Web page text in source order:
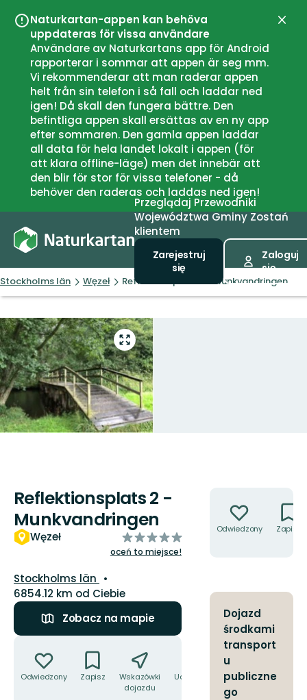
Naturkartan-appen kan behöva
uppdateras för vissa användare
Användare av Naturkartans app för Android
rapporterar i sommar att appen är seg mm.
Vi rekommenderar att man raderar appen
helt från sin telefon i så fall och laddar ned
igen! Då skall den fungera bättre. Den
befintliga appen skall ersättas av en ny app
efter sommaren. Den gamla appen laddar
all data för hela landet lokalt i appen (för
att klara offline-läge) men det innebär att
den blir för stor för vissa telefoner - då
behöver den raderas och laddas ned igen!
Przeglądaj Przewodniki
Województwa Gminy Zostań
klientem
Zarejestruj
się
Zaloguj
się
Stockholms län Węzeł Reflektionsplats 2 - Munkvandringen
Przejdź
do
trybu
pełnoekranowego
Reflektionsplats 2 -
Munkvandringen
Węzeł
z
5
oceń to miejsce!
Województwo:
Stockholms län
6854.12 km od Ciebie
Zobacz na mapie
Odwiedzony Zapisz
Wskazówki
dojazdu
Udostępnij
Odwiedzony Zapisz
Dojazd
środkami
transport
u
publiczne
go